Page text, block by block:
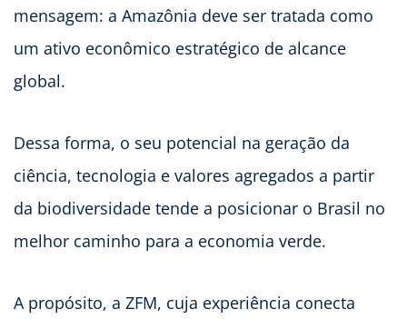
mensagem: a Amazônia deve ser tratada como
um ativo econômico estratégico de alcance
global.
Dessa forma, o seu potencial na geração da
ciência, tecnologia e valores agregados a partir
da biodiversidade tende a posicionar o Brasil no
melhor caminho para a economia verde.
A propósito, a ZFM, cuja experiência conecta